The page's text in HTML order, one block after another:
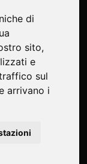
di
sito,
e
sul
arrivano i